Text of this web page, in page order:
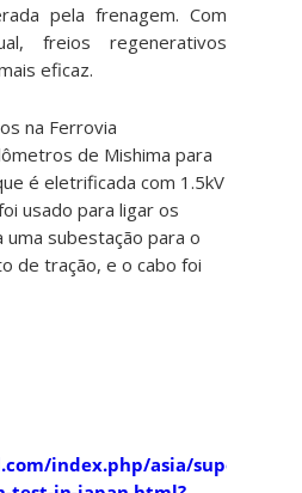
pela frenagem. Com
freios regenerativos
eficaz.
na Ferrovia
de Mishima para
é eletrificada com 1.5kV
usado para ligar os
uma subestação para o
de tração, e o cabo foi
index.php/asia/